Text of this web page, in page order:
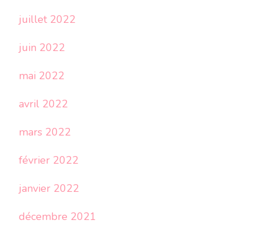
juillet 2022
juin 2022
mai 2022
avril 2022
mars 2022
février 2022
janvier 2022
décembre 2021